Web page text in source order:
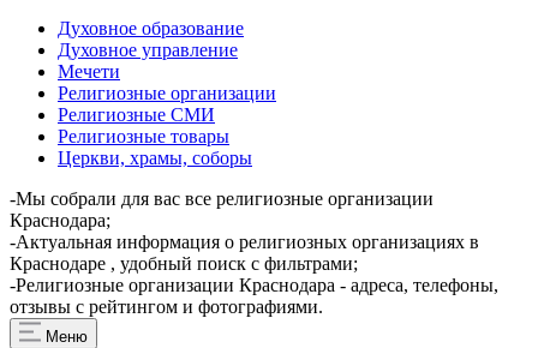
Духовное образование
Духовное управление
Мечети
Религиозные организации
Религиозные СМИ
Религиозные товары
Церкви, храмы, соборы
-Мы собрали для вас все религиозные организации
Краснодара;
-Актуальная информация о религиозных организациях в
Краснодаре , удобный поиск с фильтрами;
-Религиозные организации Краснодара - адреса, телефоны,
отзывы с рейтингом и фотографиями.
Меню